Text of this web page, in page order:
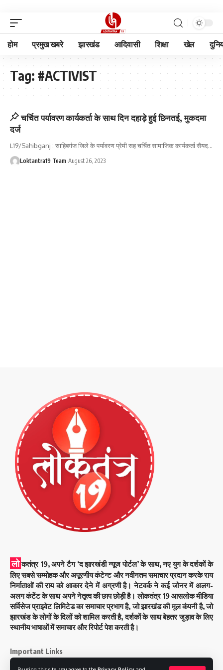
होम प्रमुख खबरे झारखंड आदिवासी शिक्षा खेल
Tag: #ACTIVIST
चर्चित पर्यावरण कार्यकर्ता के साथ दिन दहाड़े हुई छिनतई, मुकदमा
दर्ज
L19/Sahibganj : साहिबगंज जिले के पर्यावरण प्रेमी सह चर्चित सामाजिक कार्यकर्ता सैयद…
Loktantra19 Team August 26, 2023
लो कतंत्र 19, अपने टैग ‘द झारखंडी न्यूज पोर्टल’ के साथ, नए युग के दर्शकों के
लिए सबसे सम्मोहक और अपूरणीय कंटेन्ट और नवीनतम समाचार प्रदान करके राय
निर्माताओं की राय को आकार देने में अग्रणी है। नेटवर्क ने कई जोनर में अलग-
अलग कंटेंट के साथ अपने नेतृत्व की छाप छोड़ी है। लोकतंत्र 19 आसलोक मीडिया
सर्विसेज प्राइवेट लिमिटेड का समाचार प्रभाग है, जो झारखंड की मूल कंपनी है, जो
झारखंड के लोगों के दिलों को शामिल करती है, दर्शकों के साथ बेहतर जुड़ाव के लिए
स्थानीय भाषाओं में समाचार और रिपोर्ट पेश करती है।
Important Links